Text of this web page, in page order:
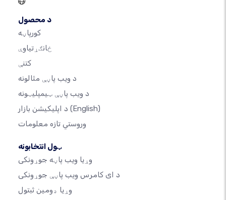
د محصول
کورپاڼه
ځانګړتیاوې
کتنې
د ویب پاڼې مثالونه
د ویب پاڼې ټیمپلیټونه
(English)
وروستي تازه معلومات
ټول انتخابونه
وړیا ویب پاڼه جوړونکی
د ای کامرس ویب پاڼې جوړونکی
وړیا ډومین ثبتول